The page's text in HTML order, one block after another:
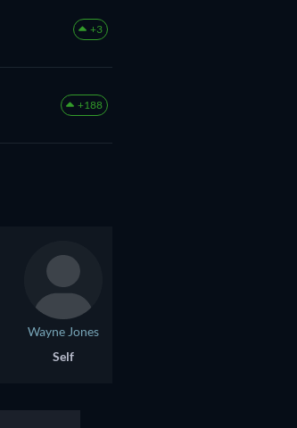
+3
+188
Wayne Jones
Self